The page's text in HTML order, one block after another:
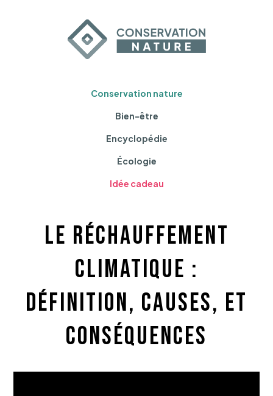
Conservation nature
Bien-être
Encyclopédie
Écologie
Idée cadeau
Le réchauffement
climatique :
définition, causes, et
conséquences